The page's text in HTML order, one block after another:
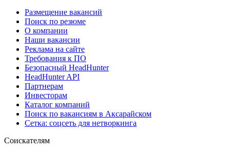
Размещение вакансий
Поиск по резюме
О компании
Наши вакансии
Реклама на сайте
Требования к ПО
Безопасный HeadHunter
HeadHunter API
Партнерам
Инвесторам
Каталог компаний
Поиск по вакансиям в Аксарайском
Сетка: соцсеть для нетворкинга
Соискателям